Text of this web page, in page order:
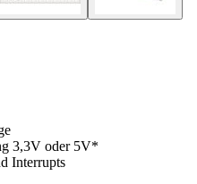
3,3V oder 5V*
Interrupts